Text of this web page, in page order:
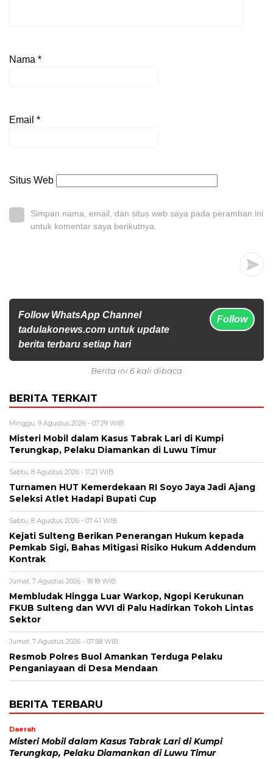
Nama *
Email *
Situs Web
Simpan nama, email, dan situs web saya pada peramban ini
untuk komentar saya berikutnya.
Follow WhatsApp Channel
tadulakonews.com untuk update
berita terbaru setiap hari
Follow
Berita ini 6 kali dibaca
BERITA TERKAIT
Minggu, 9 Agustus 2026 - 07:29 WIB
Misteri Mobil dalam Kasus Tabrak Lari di Kumpi
Terungkap, Pelaku Diamankan di Luwu Timur
Sabtu, 8 Agustus 2026 - 11:21 WIB
Turnamen HUT Kemerdekaan RI Soyo Jaya Jadi Ajang
Seleksi Atlet Hadapi Bupati Cup
Sabtu, 8 Agustus 2026 - 07:41 WIB
Kejati Sulteng Berikan Penerangan Hukum kepada
Pemkab Sigi, Bahas Mitigasi Risiko Hukum Addendum
Kontrak
Jumat, 7 Agustus 2026 - 18:18 WIB
Membludak Hingga Luar Warkop, Ngopi Kerukunan
FKUB Sulteng dan WVI di Palu Hadirkan Tokoh Lintas
Sektor
Jumat, 7 Agustus 2026 - 07:58 WIB
Resmob Polres Buol Amankan Terduga Pelaku
Penganiayaan di Desa Mendaan
BERITA TERBARU
Daerah
Misteri Mobil dalam Kasus Tabrak Lari di Kumpi
Terungkap, Pelaku Diamankan di Luwu Timur